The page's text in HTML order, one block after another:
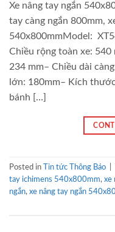
Xe nâng tay ngắn
tay càng ngắn 800mm,
540x800mmModel:
Chiều rộng toàn xe: 540
234 mm– Chiều dài
lớn: 180mm– Kích
bánh […]
Posted in Tin tức Thông Báo
tay ichimens 540x800mm, xe
ngắn, xe nâng tay ngắn